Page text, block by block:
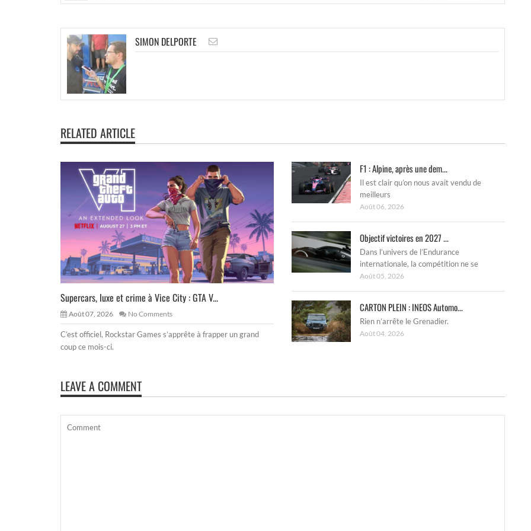
SIMON DELPORTE
RELATED ARTICLE
Supercars, luxe et crime à Vice City : GTA V...
Août 07, 2026 No Comments
C’est officiel, Rockstar Games s’apprête à frapper un grand
coup ce mois-ci.
F1 : Alpine, après une dem...
Il est clair qu’on nous avait vendu de
meilleurs
Août 06, 2026
Objectif victoires en 2027 ...
Dans l’univers de l’Endurance
internationale, la compétition ne se
Août 05, 2026
CARTON PLEIN : INEOS Automo...
Rien n’arrête le Grenadier.
Août 04, 2026
LEAVE A COMMENT